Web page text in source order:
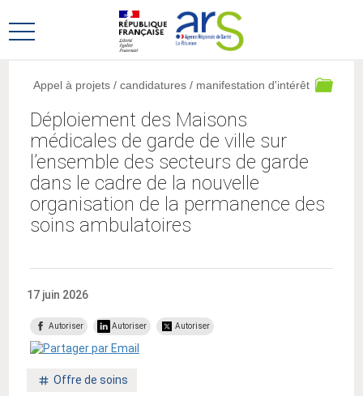
au
menu
au
contenu
Ouvrir
principal
Déploiement des Maisons
médicales de garde de ville sur
l’ensemble des secteurs de garde
dans le cadre de la nouvelle
organisation de la permanence des
soins ambulatoires
Appel à projets / candidatures / manifestation d'intérêt
17 juin 2026
Autoriser Autoriser Autoriser
Mot
Offre de soins